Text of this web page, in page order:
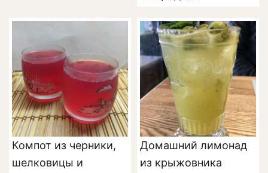
Компот из черники,
шелковицы и
Домашний лимонад
из крыжовника